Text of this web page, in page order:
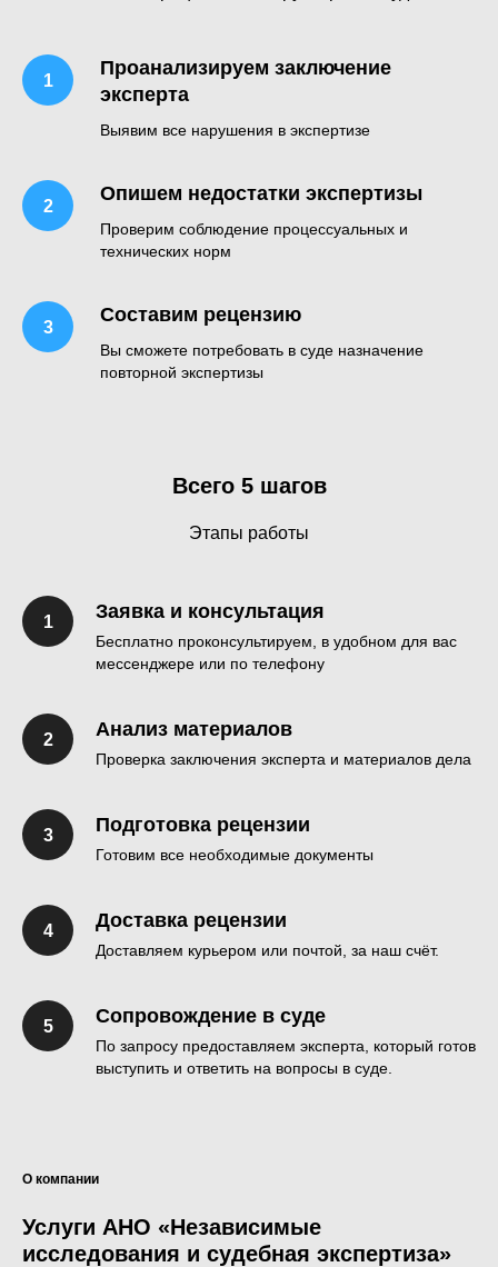
Проанализируем заключение
эксперта
Выявим все нарушения в экспертизе
Опишем недостатки экспертизы
Проверим соблюдение процессуальных и
технических норм
Составим рецензию
Вы сможете потребовать в суде назначение
повторной экспертизы
Всего 5 шагов
Этапы работы
Заявка и консультация
Бесплатно проконсультируем, в удобном для вас
мессенджере или по телефону
Анализ материалов
Проверка заключения эксперта и материалов дела
Подготовка рецензии
Готовим все необходимые документы
Доставка рецензии
Доставляем курьером или почтой, за наш счёт.
Сопровождение в суде
По запросу предоставляем эксперта, который готов
выступить и ответить на вопросы в суде.
О компании
Услуги АНО «Независимые
исследования и судебная экспертиза»